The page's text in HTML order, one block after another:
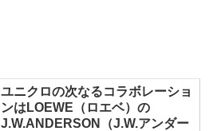
ユニクロの次なるコラボレーショ
ンはLOEWE（ロエベ）の
J.W.ANDERSON（J.W.アンダー